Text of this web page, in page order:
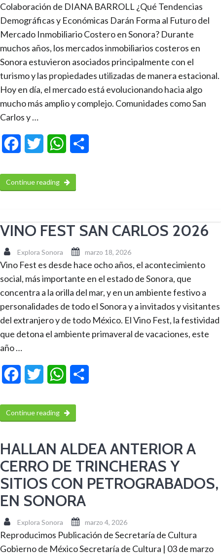
Colaboración de DIANA BARROLL ¿Qué Tendencias
Demográficas y Económicas Darán Forma al Futuro del
Mercado Inmobiliario Costero en Sonora? Durante
muchos años, los mercados inmobiliarios costeros en
Sonora estuvieron asociados principalmente con el
turismo y las propiedades utilizadas de manera estacional.
Hoy en día, el mercado está evolucionando hacia algo
mucho más amplio y complejo. Comunidades como San
Carlos y …
FacebookTwitter WhatsApp
Continue reading
VINO FEST SAN CARLOS 2026
Explora Sonora marzo 18, 2026
Vino Fest es desde hace ocho años, el acontecimiento
social, más importante en el estado de Sonora, que
concentra a la orilla del mar, y en un ambiente festivo a
personalidades de todo el Sonora y a invitados y visitantes
del extranjero y de todo México. El Vino Fest, la festividad
que detona el ambiente primaveral de vacaciones, este
año …
FacebookTwitter WhatsApp
Continue reading
HALLAN ALDEA ANTERIOR A
CERRO DE TRINCHERAS Y
SITIOS CON PETROGRABADOS,
EN SONORA
Explora Sonora marzo 4, 2026
Reproducimos Publicación de Secretaría de Cultura
Gobierno de México Secretaría de Cultura | 03 de marzo